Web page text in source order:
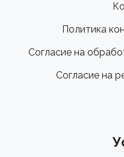
Политика
Согласие на
Согласие на